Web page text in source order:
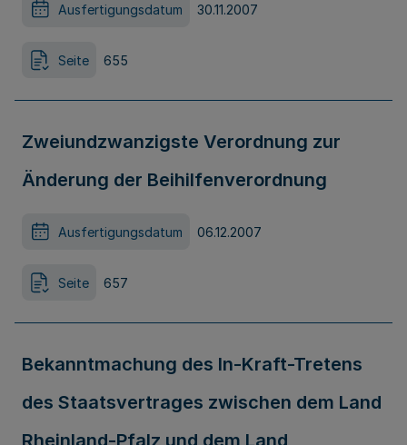
Ausfertigungsdatum 30.11.2007
Seite 655
Zweiundzwanzigste Verordnung zur
Änderung der Beihilfenverordnung
Ausfertigungsdatum 06.12.2007
Seite 657
Bekanntmachung des In-Kraft-Tretens
des Staatsvertrages zwischen dem Land
Rheinland-Pfalz und dem Land